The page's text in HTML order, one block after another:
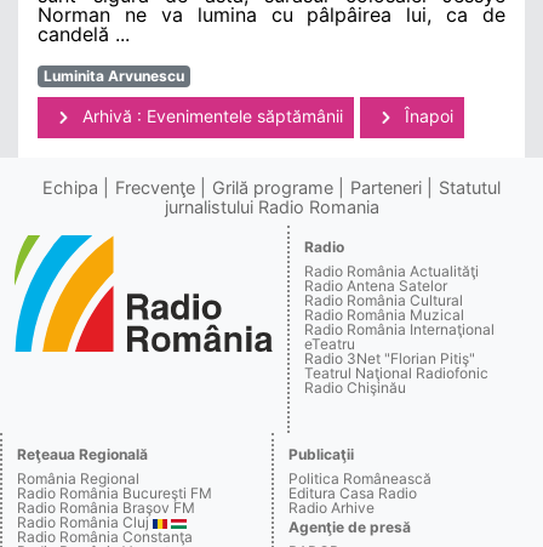
Norman ne va lumina cu pâlpâirea lui, ca de
candelă ...
Luminita Arvunescu
Arhivă : Evenimentele săptămânii Înapoi
Echipa Frecvenţe Grilă programe Parteneri
Statutul
jurnalistului Radio Romania
Radio
Radio România Actualităţi
Radio Antena Satelor
Radio România Cultural
Radio România Muzical
Radio România Internaţional
eTeatru
Radio 3Net "Florian Pitiş"
Teatrul Naţional Radiofonic
Radio Chişinău
Reţeaua Regională
România Regional
Radio România Bucureşti FM
Radio România Braşov FM
Radio România Cluj
Radio România Constanţa
Publicaţii
Politica Românească
Editura Casa Radio
Radio Arhive
Agenţie de presă